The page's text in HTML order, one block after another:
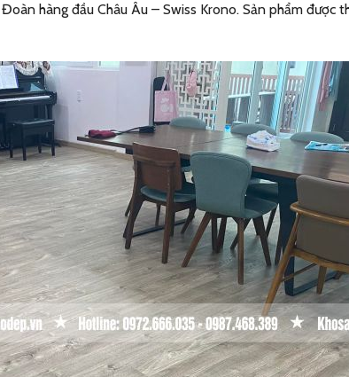
hàng đầu Châu Âu – Swiss Krono. Sản phẩm được